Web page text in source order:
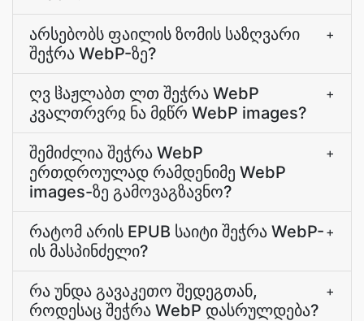
არსებობს ფაილის ზომის საზღვარი
შეჭრა WebP-ზე?
+
ღვ ჱაჟლაბთ ლთ შეჭრა WebP
კვალთრვრჲ ნა მჲწრ WebP images?
+
შემიძლია შეჭრა WebP
ერთდროულად რამდენიმე WebP
images-ზე გამოვაგზავნო?
+
რატომ არის EPUB საიტი შეჭრა WebP-
ის მასპინძელი?
+
რა უნდა გავაკეთო შედეგთან,
როდესაც შეჭრა WebP დასრულდება?
+